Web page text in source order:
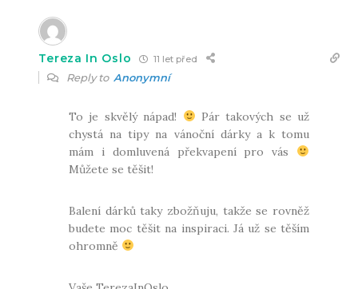
Tereza In Oslo 11 let před
Reply to Anonymní
To je skvělý nápad!
Pár takových se už
chystá na tipy na vánoční dárky a k tomu
mám i domluvená překvapení pro vás
Můžete se těšit!
Balení dárků taky zbožňuju, takže se rovněž
budete moc těšit na inspiraci. Já už se těším
ohromně